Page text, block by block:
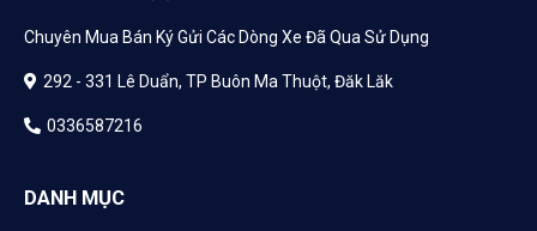
Chuyên Mua Bán Ký Gửi Các Dòng Xe Đã Qua Sử Dụng
292 - 331 Lê Duẩn, TP Buôn Ma Thuột, Đăk Lăk
0336587216
DANH MỤC